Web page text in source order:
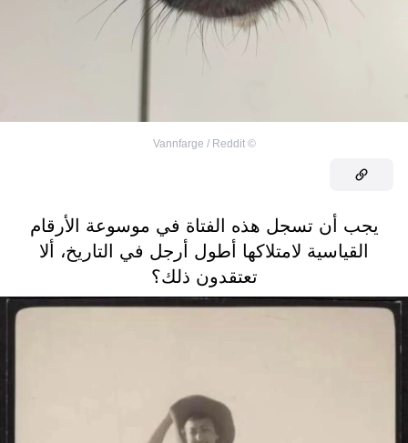
©
Vannfarge / Reddit
يجب أن تسجل هذه الفتاة في موسوعة الأرقام
القياسية لامتلاكها أطول أرجل في التاريخ، ألا
تعتقدون ذلك؟